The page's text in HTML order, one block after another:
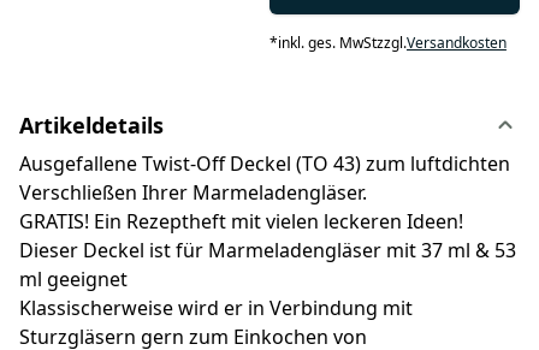
*inkl. ges. MwStzzgl.Versandkosten
Artikeldetails
Ausgefallene Twist-Off Deckel (TO 43) zum luftdichten
Verschließen Ihrer Marmeladengläser.
GRATIS! Ein Rezeptheft mit vielen leckeren Ideen!
Dieser Deckel ist für Marmeladengläser mit 37 ml & 53
ml geeignet
Klassischerweise wird er in Verbindung mit
Sturzgläsern gern zum Einkochen von